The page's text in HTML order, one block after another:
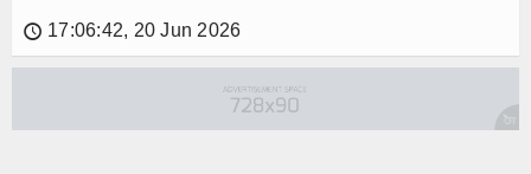
🕔 17:06:42, 20 Jun 2026